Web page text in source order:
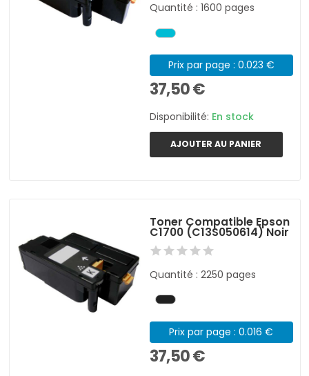
Quantité : 1600 pages
Prix par page : 0.023 €
37,50 €
Disponibilité: En stock
AJOUTER AU PANIER
Toner Compatible Epson
C1700 (C13S050614) Noir
Quantité : 2250 pages
Prix par page : 0.016 €
37,50 €